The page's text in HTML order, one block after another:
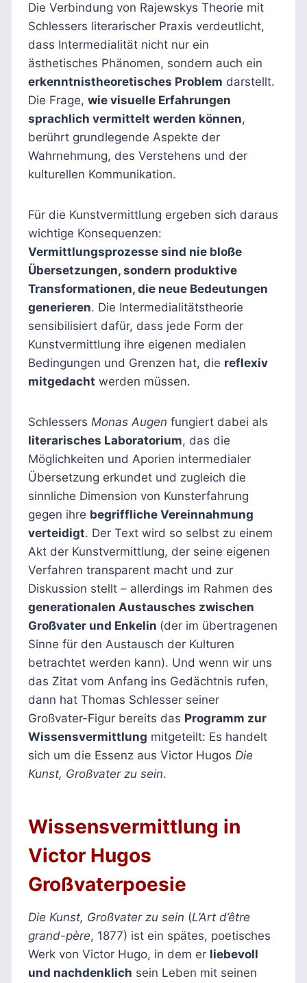
Die Verbindung von Rajewskys Theorie mit
Schlessers literarischer Praxis verdeutlicht,
dass Intermedialität nicht nur ein
ästhetisches Phänomen, sondern auch ein
erkenntnistheoretisches Problem darstellt.
Die Frage, wie visuelle Erfahrungen
sprachlich vermittelt werden können,
berührt grundlegende Aspekte der
Wahrnehmung, des Verstehens und der
kulturellen Kommunikation.
Für die Kunstvermittlung ergeben sich daraus
wichtige Konsequenzen:
Vermittlungsprozesse sind nie bloße
Übersetzungen, sondern produktive
Transformationen, die neue Bedeutungen
generieren. Die Intermedialitätstheorie
sensibilisiert dafür, dass jede Form der
Kunstvermittlung ihre eigenen medialen
Bedingungen und Grenzen hat, die reflexiv
mitgedacht werden müssen.
Schlessers Monas Augen fungiert dabei als
literarisches Laboratorium, das die
Möglichkeiten und Aporien intermedialer
Übersetzung erkundet und zugleich die
sinnliche Dimension von Kunsterfahrung
gegen ihre begriffliche Vereinnahmung
verteidigt. Der Text wird so selbst zu einem
Akt der Kunstvermittlung, der seine eigenen
Verfahren transparent macht und zur
Diskussion stellt – allerdings im Rahmen des
generationalen Austausches zwischen
Großvater und Enkelin (der im übertragenen
Sinne für den Austausch der Kulturen
betrachtet werden kann). Und wenn wir uns
das Zitat vom Anfang ins Gedächtnis rufen,
dann hat Thomas Schlesser seiner
Großvater-Figur bereits das Programm zur
Wissensvermittlung mitgeteilt: Es handelt
sich um die Essenz aus Victor Hugos Die
Kunst, Großvater zu sein.
Wissensvermittlung in
Victor Hugos
Großvaterpoesie
Die Kunst, Großvater zu sein (L’Art d’être
grand-père, 1877) ist ein spätes, poetisches
Werk von Victor Hugo, in dem er liebevoll
und nachdenklich sein Leben mit seinen